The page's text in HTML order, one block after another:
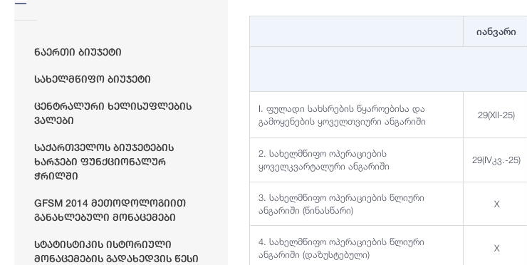
Ნაერთი Ბიუჯეტი
Სახელმწიფო Ბიუჯეტი
Ცენტრალური Ხელისუფლების
Ვალები
Საქართველოს Ბიუჯეტების
Ხარჯები Ფუნქციონალურ
Ჭრილში
GFSM 2014 Მეთოდოლოგიით
Განახლებული Მონაცემები
Სტატისტიკის Ისტორიული
Მონაცემების Გადახედვის Წესი
იანვარი
I. ფულადი სახსრების წყაროებისა და
გამოყენების ყოველთვიური ანგარიში
29(XII-25)
2. სახელმწიფო ოპერაციების
ყოველკვარტალური ანგარიში
29(IVკვ.-25)
3. სახელმწიფო ოპერაციების წლიური
ანგარიში (წინასწარი)
X
4. სახელმწიფო ოპერაციების წლიური
ანგარიში (დაზუსტებული)
X